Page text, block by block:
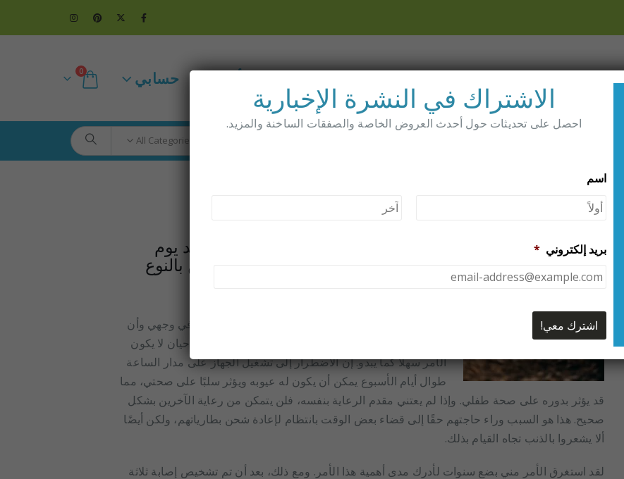
حسابي 0
All Categories
الأبوة والأمومة – ما هو الأفضل لطفلك وما هو الأفضل بالنسبة لك
رعاية طفلك من النوع 1
كيف يمكنك التأقلم والاستمرار يومًا بعد يوم
عندما يكون لديك أربعة أطفال مصابين بالنوع
مثل أي أم أخرى، أحاول التعامل مع كل ما تلقيه الحياة في وجهي وأن
أمنح أطفالي أفضل بداية في الحياة. بالطبع، في بعض الأحيان لا يكون
الأمر سهلاً كما يبدو. إن الاضطرار إلى تشغيل الجهاز على مدار الساعة
طوال أيام الأسبوع يمكن أن يكون له عيوبه ويؤثر سلبًا على صحتي، مما
قد يؤثر بدوره على صحة طفلي. وإذا لم يعتني مقدم الرعاية بنفسه، فلن يتمكن من رعاية الآخرين بشكل
صحيح. هذا هو السبب وراء حاجتهم حقًا إلى قضاء بعض الوقت بانتظام لإعادة شحن بطارياتهم، ولكن أيضًا
ألا يشعروا بالذنب تجاه القيام بذلك.
لقد استغرق الأمر مني بضع سنوات لأدرك مدى أهمية هذا الأمر. ومع ذلك، بعد أن تم تشخيص إصابة ثلاثة
الاشتراك في النشرة الإخبارية
احصل على تحديثات حول أحدث العروض الخاصة والصفقات الساخنة والمزيد.
اسم
بريد إلكتروني *